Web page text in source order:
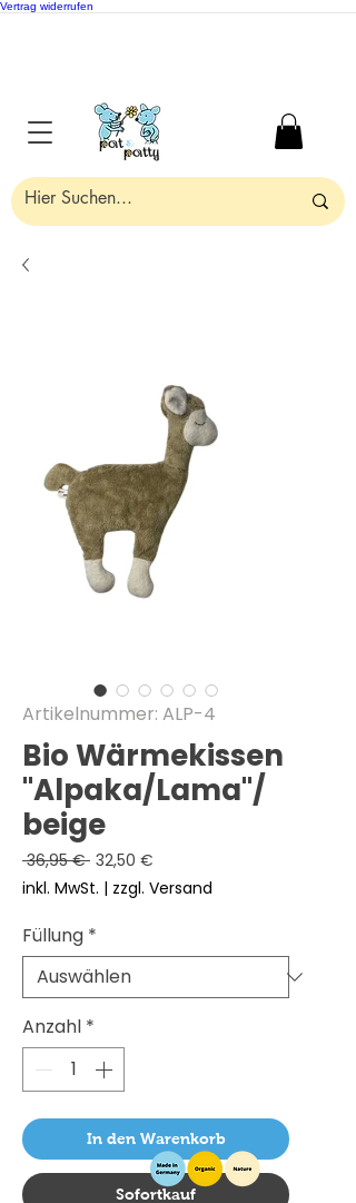
Vertrag widerrufen
Artikelnummer: ALP-4
Bio Wärmekissen
"Alpaka/Lama"/
beige
36,95 € Standardpreis
32,50 €
Preis
inkl. MwSt. | zzgl. Versand
Füllung *
Anzahl *
In den Warenkorb
Sofortkauf